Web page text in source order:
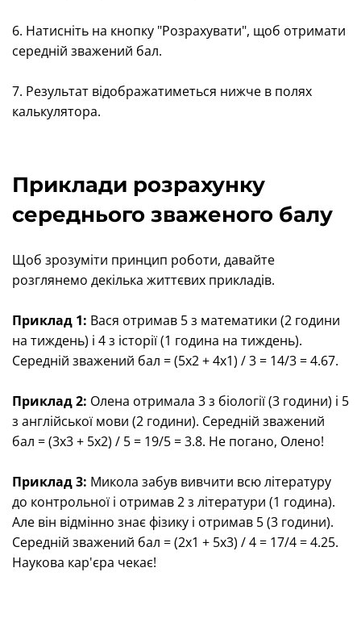
6. Натисніть на кнопку "Розрахувати", щоб отримати
середній зважений бал.
7. Результат відображатиметься нижче в полях
калькулятора.
Приклади розрахунку
середнього зваженого балу
Щоб зрозуміти принцип роботи, давайте
розглянемо декілька життєвих прикладів.
Приклад 1: Вася отримав 5 з математики (2 години
на тиждень) і 4 з історії (1 година на тиждень).
Середній зважений бал = (5x2 + 4x1) / 3 = 14/3 = 4.67.
Приклад 2: Олена отримала 3 з біології (3 години) і 5
з англійської мови (2 години). Середній зважений
бал = (3x3 + 5x2) / 5 = 19/5 = 3.8. Не погано, Олено!
Приклад 3: Микола забув вивчити всю літературу
до контрольної і отримав 2 з літератури (1 година).
Але він відмінно знає фізику і отримав 5 (3 години).
Середній зважений бал = (2x1 + 5x3) / 4 = 17/4 = 4.25.
Наукова кар'єра чекає!